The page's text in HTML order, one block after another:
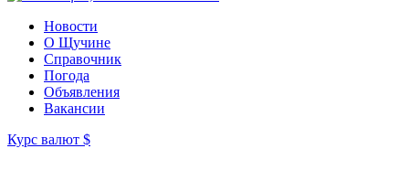
Новости
О Щучине
Справочник
Погода
Объявления
Вакансии
Курс валют $